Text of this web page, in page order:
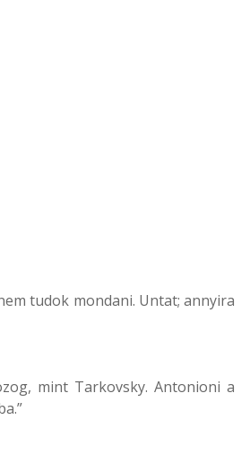
tudok mondani. Untat; annyira
mint Tarkovsky. Antonioni a